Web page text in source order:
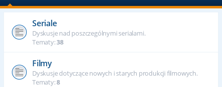
Seriale
Dyskusje nad poszczególnymi serialami.
Tematy:38
Filmy
Dyskusje dotyczące nowych i starych produkcji filmowych.
Tematy:8